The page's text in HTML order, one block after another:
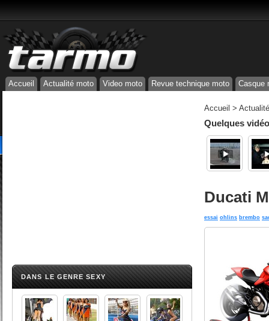
Accueil Actualité moto Video moto Revue technique moto Casque
DANS LE GENRE SEXY
Accueil >
Quelques
Ducati
essai ohlins brembo